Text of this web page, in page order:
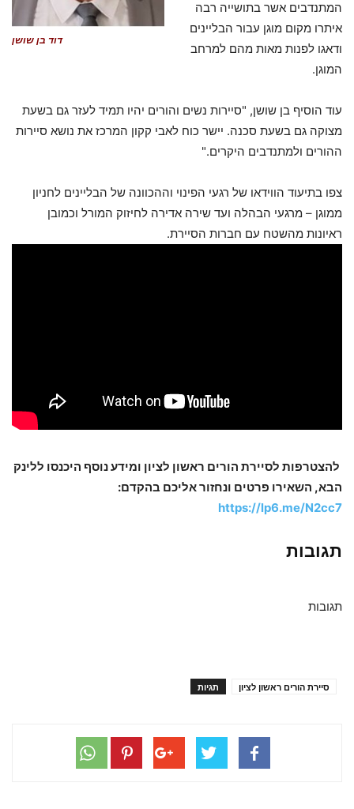
דוד בן שושן
המתנדבים אשר בתושייה רבה
איתרו מקום מוגן עבור הבליינים
ודאגו לפנות מאות מהם למרחב
המוגן.
עוד הוסיף בן שושן, "סיירות נשים והורים יהיו תמיד לעזר גם בשעת
מצוקה גם בשעת סכנה. יישר כוח לאבי קקון המרכז את נושא סיירות
ההורים ולמתנדבים היקרים."
צפו בתיעוד הווידאו של רגעי הפינוי וההכוונה של הבליינים לחניון
ממוגן – מרגעי הבהלה ועד שירה אדירה לחיזוק המורל וכמובן
ראיונות מהשטח עם חברות הסיירת.
להצטרפות לסיירת הורים ראשון לציון ומידע נוסף היכנסו ללינק
הבא, השאירו פרטים ונחזור אליכם בהקדם:
https://lp6.me/N2cc7
תגובות
תגובות
תגיות סיירת הורים ראשון לציון